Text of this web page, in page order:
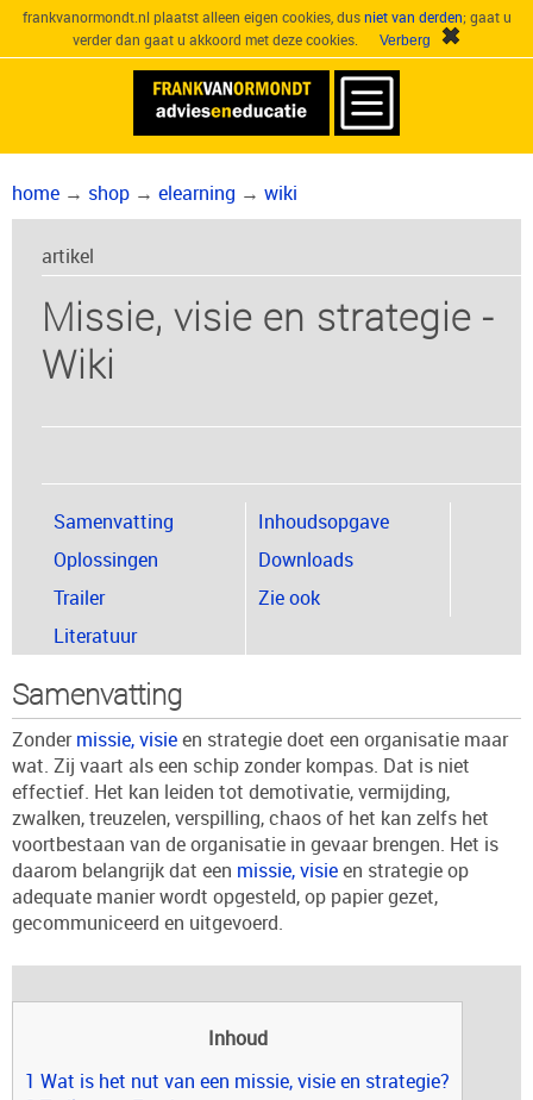
frankvanormondt.nl plaatst alleen eigen cookies, dusniet van derden; gaat u
verder dan gaat u akkoord met deze cookies.
home → shop → elearning → wiki
artikel
Missie, visie en strategie -
Wiki
Samenvatting
Inhoudsopgave
Oplossingen
Downloads
Trailer
Zie ook
Literatuur
Samenvatting
Zondermissie, visieen strategie doet een organisatie maar
wat. Zij vaart als een schip zonder kompas. Dat is niet
effectief. Het kan leiden tot demotivatie, vermijding,
zwalken, treuzelen, verspilling, chaos of het kan zelfs het
voortbestaan van de organisatie in gevaar brengen. Het is
daarom belangrijk dat een missie, visieen strategie op
adequate manier wordt opgesteld, op papier gezet,
gecommuniceerd en uitgevoerd.
Inhoud
1 Wat is het nut van een missie, visie en strategie?